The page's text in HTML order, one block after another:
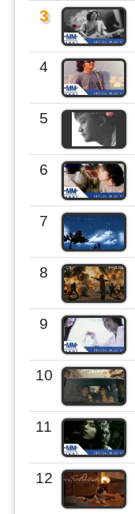
3
4
5
6
7
8
9
10
11
12